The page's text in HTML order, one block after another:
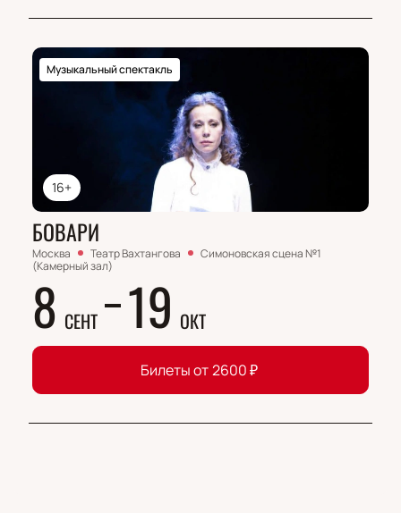
16+
Музыкальный спектакль
БОВАРИ
Москва Театр Вахтангова
Симоновская сцена №1
(Камерный зал)
8 СЕНТ 19 ОКТ
Билеты от 2600₽